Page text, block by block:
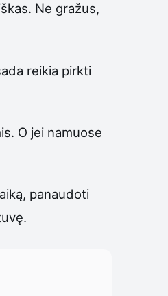
Ne gražus,
reikia pirkti
O jei namuose
panaudoti